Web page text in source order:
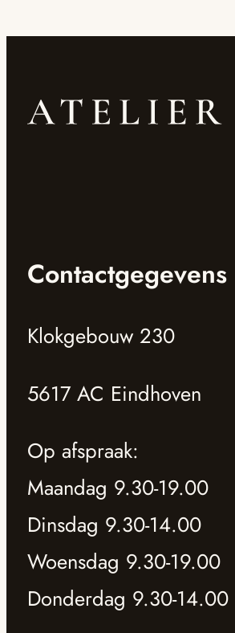
Contactgegevens
Klokgebouw 230
5617 AC Eindhoven
Op afspraak:
Maandag 9.30-19.00
Dinsdag 9.30-14.00
Woensdag 9.30-19.00
Donderdag 9.30-14.00